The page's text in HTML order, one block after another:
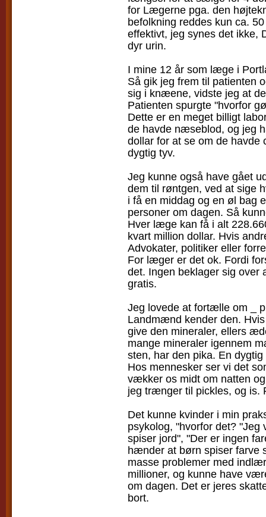
for Lægerne pga. den
befolkning reddes kun ca.
effektivt, jeg synes det ikke,
dyr urin.
I mine 12 år som læge i
Så gik jeg frem til patienten
sig i knæene, vidste jeg at
Patienten spurgte "hvorfor
Dette er en meget billigt
de havde næseblod, og jeg
dollar for at se om de
dygtig tyv.
Jeg kunne også have gået
dem til røntgen, ved at sige
i få en middag og en øl bag
personer om dagen. Så
Hver læge kan få i alt
kvart million dollar. Hvis
Advokater, politiker eller
For læger er det ok. Fordi
det. Ingen beklager sig
gratis.
Jeg lovede at fortælle om _
Landmænd kender den.
give den mineraler, ellers
mange mineraler igennem
sten, har den pika. En
Hos mennesker ser vi det
vækker os midt om natten
jeg trænger til pickles, og is.
Det kunne kvinder i min
psykolog, "hvorfor det? "Jeg
spiser jord", "Der er ingen
hænder at børn spiser farve
masse problemer med
millioner, og kunne have
om dagen. Det er jeres
bort.